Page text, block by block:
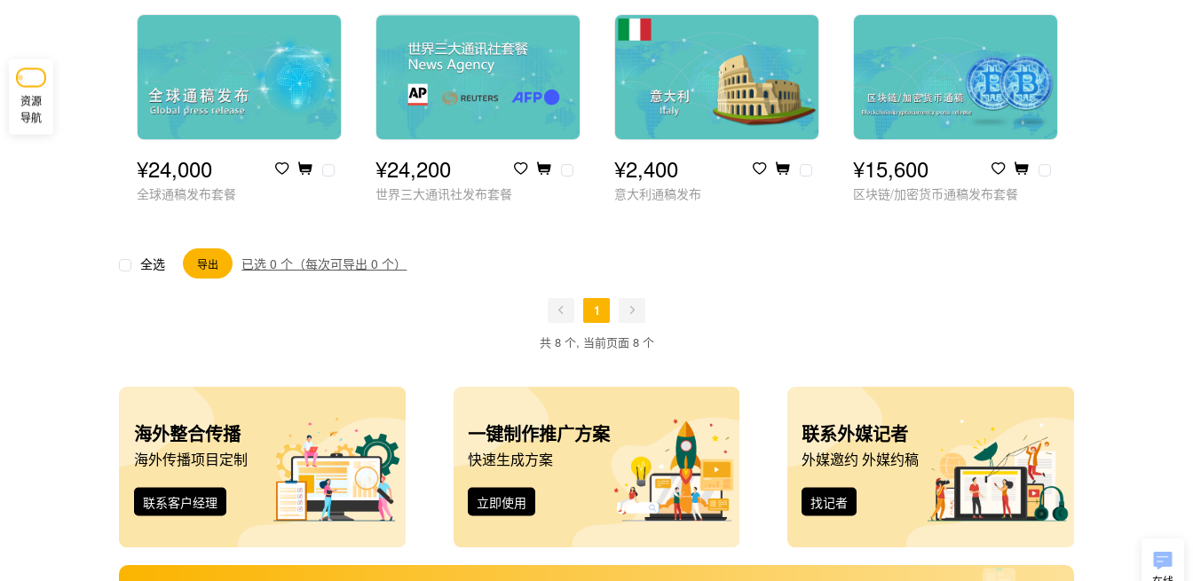
资源
导航
¥24,000
全球通稿发布套餐
¥24,200
世界三大通讯社发布套餐
¥2,400
意大利通稿发布
¥15,600
区块链/加密货币通稿发布套餐
全选 导出 已选 0 个（每次可导出 0 个）
1
共 8 个, 当前页面 8 个
海外整合传播
海外传播项目定制
联系客户经理
一键制作推广方案
快速生成方案
立即使用
联系外媒记者
外媒邀约 外媒约稿
找记者